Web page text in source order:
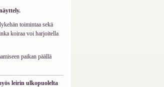
toimintaa sekä
koiraa voi harjoitella
paikan päällä
leirin ulkopuolelta